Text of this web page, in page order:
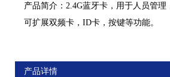
产品简介：2.4G蓝牙卡，用于人员管理
可扩展双频卡，ID卡，按键等功能。
产品详情